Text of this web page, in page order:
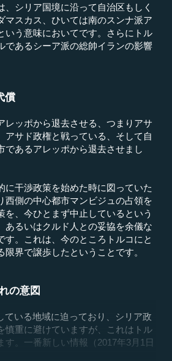
シリア国境に沿って自治区もしく
マスカス、ひいては南のスンナ派ア
いう意味においてです。さらにトル
であるシーア派の総帥イランの影響
償
ッポから退去させる、つまりアサ
アサド政権と戦っている、そして自
であるアレッポから退去させまし
干渉政策を始めた時に図っていた
西側の中心都市マンビジュの占領を
、今ひとまず中止しているという
あるいはクルド人との妥協を余儀な
す。これは、今のところトルコにと
界で譲歩したということです。
の意図
いる地域に迫っており、シリア政
慎重に避けていますが、これはトル
。一番新しい情報（2017年3月1日